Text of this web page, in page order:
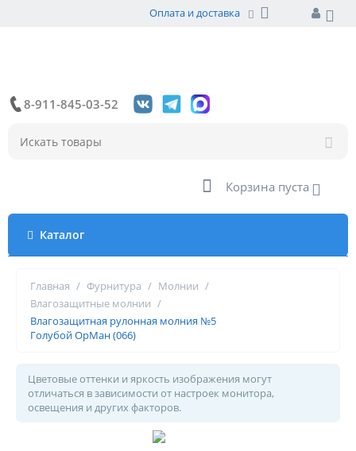
Оплата и доставка
8-911-845-03-52
Корзина пуста
Каталог
Главная / Фурнитура / Молнии /
Влагозащитные молнии /
Влагозащитная рулонная молния №5
Голубой ОрМан (066)
Цветовые оттенки и яркость изображения могут
отличаться в зависимости от настроек монитора,
освещения и других факторов.